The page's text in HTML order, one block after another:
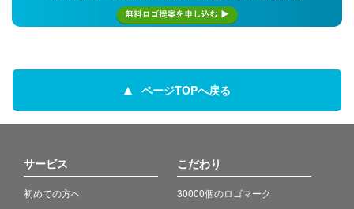
ページTOPへ戻る
サービス
初めての方へ
こだわり
30000個のロゴマーク